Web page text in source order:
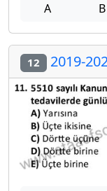
A B
12 2019-